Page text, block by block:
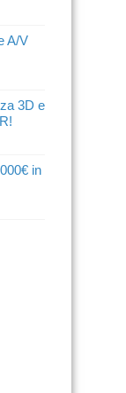
A/V
3D e
in